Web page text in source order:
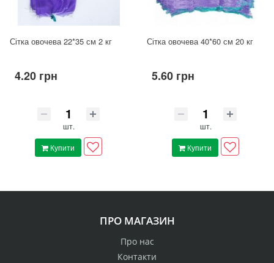
Сітка овочева 22*35 см 2 кг
4.20 грн
шт.
Купити
Сітка овочева 40*60 см 20 кг
5.60 грн
шт.
Купити
ПРО МАГАЗИН
Про нас
Контакти